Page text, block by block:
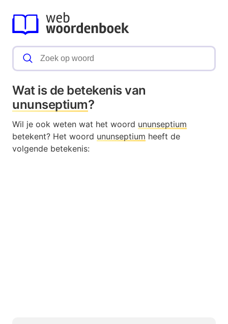
Wat is de betekenis van
ununseptium?
Wil je ook weten wat het woord ununseptium
betekent? Het woord ununseptium heeft de
volgende betekenis: